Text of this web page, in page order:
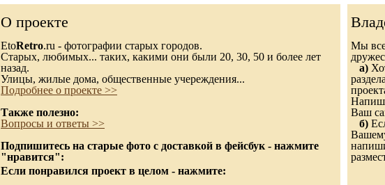
О проекте
EtoRetro.ru - фотографии старых городов.
Старых, любимых... таких, какими они были 20, 30, 50 и более лет
назад.
Улицы, жилые дома, общественные учереждения...
Подробнее о проекте >>
Также полезно:
Вопросы и ответы >>
Подпишитесь на старые фото с доставкой в фейсбук - нажмите
"нравится":
Если понравился проект в целом - нажмите:
Мы
а)
Ваш
б)